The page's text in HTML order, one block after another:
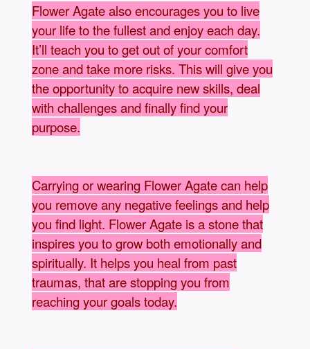
Flower Agate also encourages you to live
your life to the fullest and enjoy each day.
It’ll teach you to get out of your comfort
zone and take more risks. This will give you
the opportunity to acquire new skills, deal
with challenges and finally find your
purpose.
Carrying or wearing Flower Agate can help
you remove any negative feelings and help
you find light. Flower Agate is a stone that
inspires you to grow both emotionally and
spiritually. It helps you heal from past
traumas, that are stopping you from
reaching your goals today.